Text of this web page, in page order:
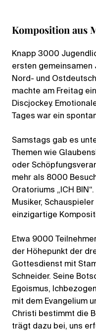
Komposition aus
Knapp 3000
ersten gemeinsamen
Nord- und
machte am Freitag
Discjockey.
Tages war ein
Samstags gab es
Themen wie
oder
mehr als 8000
Oratoriums „ICH
Musiker,
einzigartige
Etwa 9000
der Höhepunkt der
Gottesdienst mit
Schneider. Seine
Egoismus,
mit dem Evangelium
Christi bestimmt die
trägt dazu bei, uns